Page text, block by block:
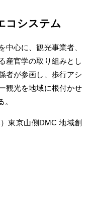
コシステム
中心に、観光事業者、
産官学の取り組みとし
者が参画し、歩行アシ
観光を地域に根付かせ
東京山側DMC 地域創